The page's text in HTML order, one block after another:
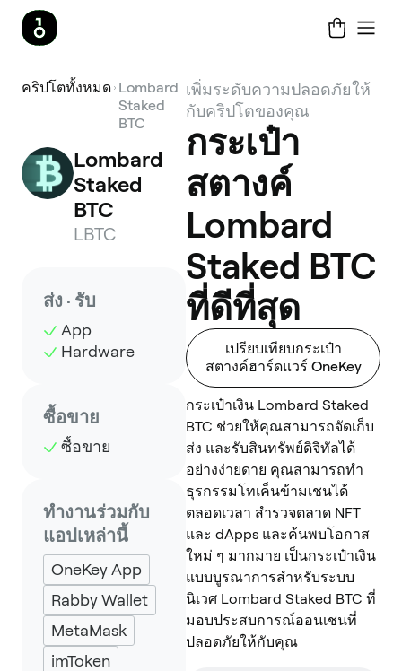
คริปโตทั้งหมด Lombard
Staked
BTC
Lombard
Staked
BTC
LBTC
ส่ง · รับ
App
Hardware
ซื้อขาย
ซื้อขาย
ทำงานร่วมกับ
แอปเหล่านี้
OneKey App
Rabby Wallet
MetaMask
imToken
เพิ่มระดับความปลอดภัยให้
กับคริปโตของคุณ
กระเป๋า
สตางค์
Lombard
Staked BTC
ที่ดีที่สุด
เปรียบเทียบกระเป๋า
สตางค์ฮาร์ดแวร์ OneKey
กระเป๋าเงิน Lombard Staked
BTC ช่วยให้คุณสามารถจัดเก็บ
ส่ง และรับสินทรัพย์ดิจิทัลได้
อย่างง่ายดาย คุณสามารถทำ
ธุรกรรมโทเค็นข้ามเชนได้
ตลอดเวลา สำรวจตลาด NFT
และ dApps และค้นพบโอกาส
ใหม่ ๆ มากมาย เป็นกระเป๋าเงิน
แบบบูรณาการสำหรับระบบ
นิเวศ Lombard Staked BTC ที่
มอบประสบการณ์ออนเชนที่
ปลอดภัยให้กับคุณ